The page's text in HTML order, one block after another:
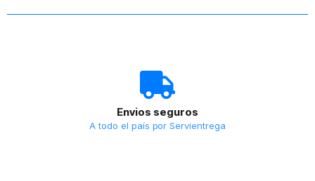
Envios seguros
A todo el país por Servientrega